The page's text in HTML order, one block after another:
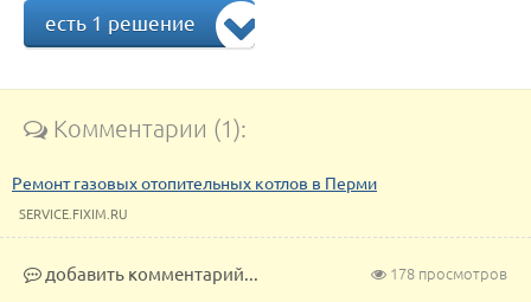
есть 1 решение
Комментарии (1):
Ремонт газовых отопительных котлов в Перми
SERVICE.FIXIM.RU
178 просмотров
добавить комментарий...